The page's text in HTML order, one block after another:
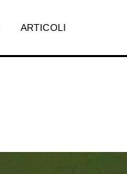
ARTICOLI